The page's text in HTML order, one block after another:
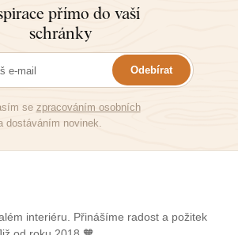
přímo do vaší
schránky
Odebírat
se zpracováním osobních
dostáváním novinek.
interiéru. Přinášíme radost a požitek